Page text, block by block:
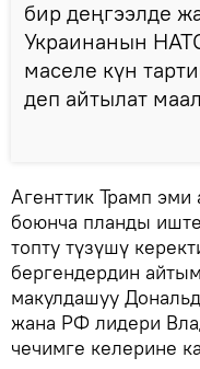
бир деңгээлде
Украинанын
маселе күн
деп айтылат
Агенттик Трамп
боюнча планды
топту түзүшү
бергендердин
макулдашуу
жана РФ лидери
чечимге келерине